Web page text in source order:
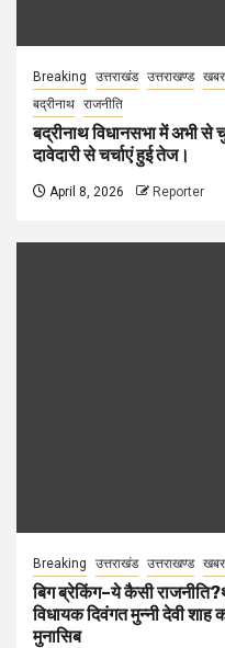
Breaking उत्तराखंड उत्तराखण्ड
बद्रीनाथ राजनीति
बद्रीनाथ विधानसभा में अभी
दावेदारी से चर्चाएं हुई तेज।
April 8, 2026 Reporter
Breaking उत्तराखंड उत्तराखण्ड
बिग ब्रेकिंग–ये कैसी
विधायक दिवंगत मुन्नी देवी
मुनासिब